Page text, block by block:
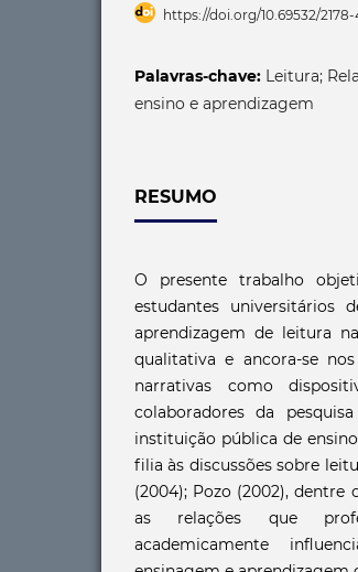
https://doi.org/10.69532/
Palavras-chave: Leitura;
ensino e aprendizagem
RESUMO
O presente trabalho
estudantes universitários
aprendizagem de leitura
qualitativa e ancora-se
narrativas como
colaboradores da
instituição pública de
filia às discussões sobre
(2004); Pozo (2002), dentre
as relações que
academicamente